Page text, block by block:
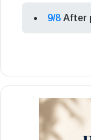
9/8 After